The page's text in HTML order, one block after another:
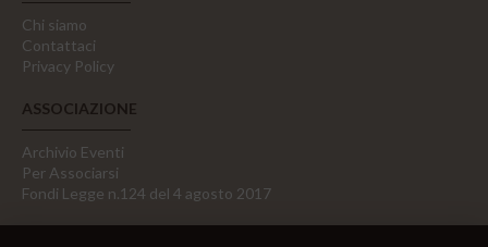
Chi siamo
Contattaci
Privacy Policy
ASSOCIAZIONE
Archivio Eventi
Per Associarsi
Fondi Legge n.124 del 4 agosto 2017